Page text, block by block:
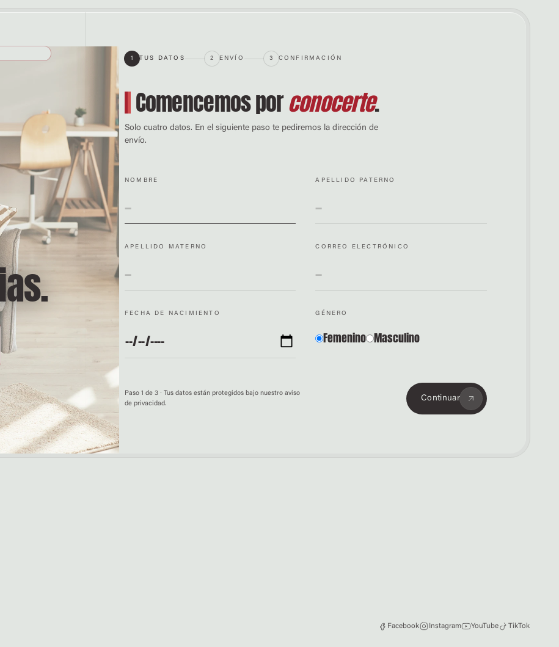
1 TUS DATOS 2 ENVÍO 3 CONFIRMACIÓN
Comencemos porconocerte.
Solo cuatro datos. En el siguiente paso te pediremos la dirección de
envío.
NOMBRE APELLIDO PATERNO
APELLIDO MATERNO CORREO ELECTRÓNICO
FECHA DE NACIMIENTO GÉNERO
Femenino Masculino
Paso 1 de 3 · Tus datos están protegidos bajo nuestro aviso
de privacidad.
Continuar
Facebook Instagram YouTube TikTok